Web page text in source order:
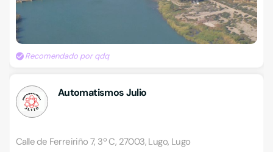
Recomendado por qdq
Automatismos Julio
Calle de Ferreiriño 7, 3º C, 27003, Lugo, Lugo